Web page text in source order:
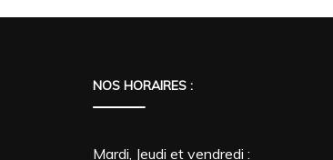
NOS HORAIRES :
Mardi, Jeudi et vendredi :